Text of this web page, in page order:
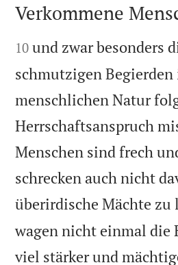

Verkommene

10 und zwar besonders
schmutzigen
menschlichen Natur
Herrschaftsanspruch
Menschen sind frech
schrecken auch nicht
überirdische Mächte zu
wagen nicht einmal die
viel stärker und